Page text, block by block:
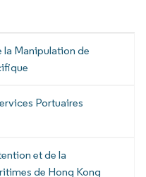
la Manipulation de
Portuaires
et de la
de Hong Kong